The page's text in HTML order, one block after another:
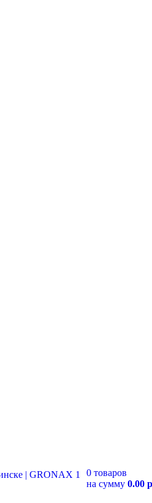
0 товаров
на сумму 0.00